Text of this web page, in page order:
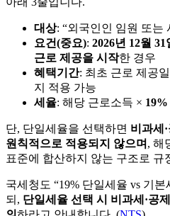
대상: “외국인인 임원 또는
요건(중요): 2026년 12월 31
근로 제공을 시작한 경우
혜택기간: 최초 근로 제공
지 적용 가능
세율: 해당 근로소득 × 19%
단, 단일세율을 선택하면 비과세
원칙적으로 적용되지 않으며 , 해
표준에 합산하지 않는 구조로 규
국세청도 “19% 단일세율 vs 기
되, 단일세율 선택 시 비과세·공